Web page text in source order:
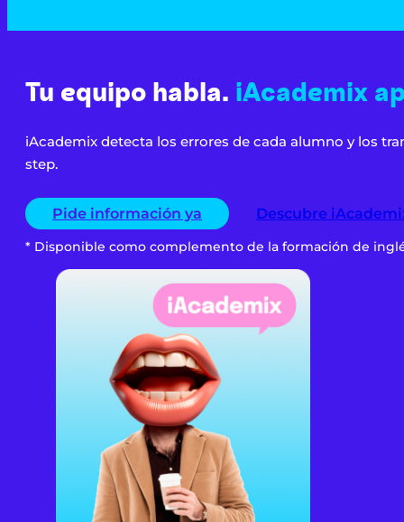
Tu equipo habla. iAcademix
iAcademix detecta los errores de cada alumno y los
step.
Pide información ya Descubre
* Disponible como complemento de la formación de